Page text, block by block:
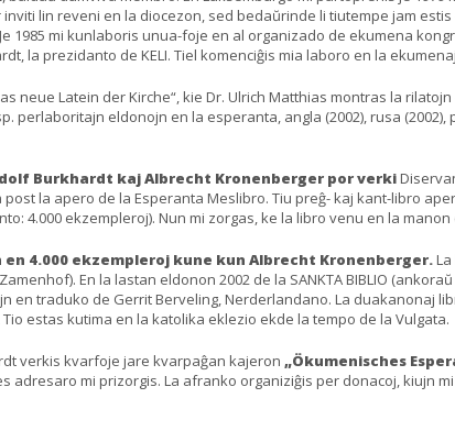
lin reveni en la diocezon, sed bedaŭrinde li tiutempe jam
1985 mi kunlaboris unua-foje en al organizado de ekumena
la prezidanto de KELI. Tiel komenciĝis mia laboro en la ekumenaj
neue Latein der Kirche“, kie Dr. Ulrich Matthias montras la
eldonojn en la esperanta, angla (2002), rusa (2002),
Burkhardt kaj Albrecht Kronenberger por verki
la apero de la Esperanta Meslibro. Tiu preĝ- kaj kant-libro
4.000 ekzempleroj). Nun mi zorgas, ke la libro venu en la
en 4.000 ekzempleroj kune kun Albrecht Kronenberger.
En la lastan eldonon 2002 de la SANKTA BIBLIO
en traduko de Gerrit Berveling, Nerderlandano. La duakanonaj
estas kutima en la katolika eklezio ekde la tempo de la Vulgata.
verkis kvarfoje jare kvarpaĝan kajeron „Ökumenisches
adresaro mi prizorgis. La afranko organiziĝis per donacoj, kiujn